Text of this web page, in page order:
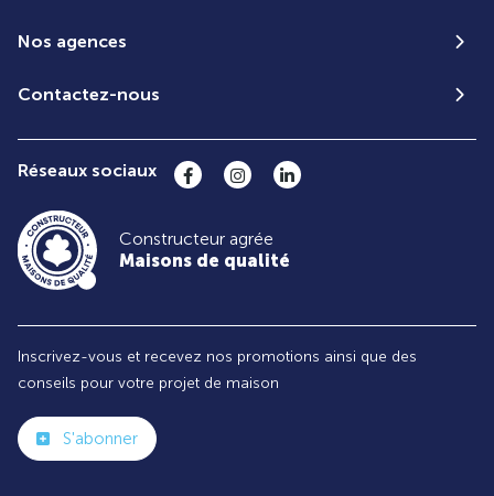
Nos agences
Contactez-nous
Réseaux sociaux
Constructeur agrée
Maisons de qualité
Inscrivez-vous et recevez nos promotions ainsi que des
conseils pour votre projet de maison
S'abonner